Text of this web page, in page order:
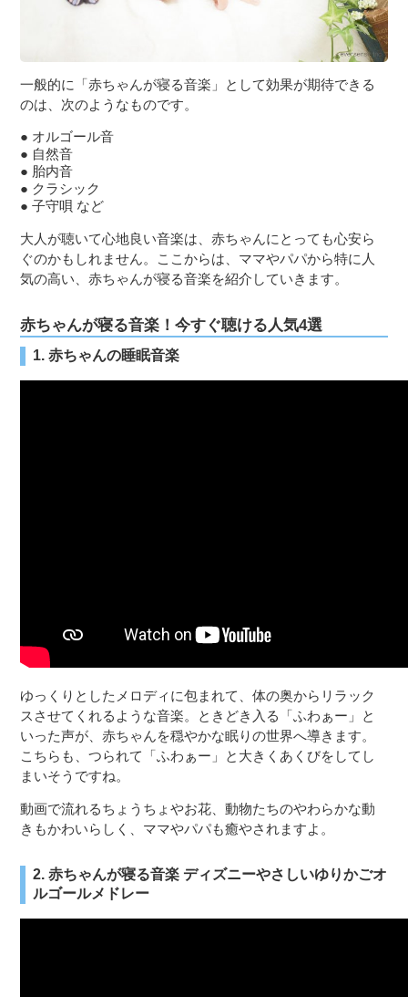
一般的に「赤ちゃんが寝る音楽」として効果が期待できる
のは、次のようなものです。
オルゴール音
自然音
胎内音
クラシック
子守唄 など
大人が聴いて心地良い音楽は、赤ちゃんにとっても心安ら
ぐのかもしれません。ここからは、ママやパパから特に人
気の高い、赤ちゃんが寝る音楽を紹介していきます。
赤ちゃんが寝る音楽！今すぐ聴ける人気4選
1. 赤ちゃんの睡眠音楽
ゆっくりとしたメロディに包まれて、体の奥からリラック
スさせてくれるような音楽。ときどき入る「ふわぁー」と
いった声が、赤ちゃんを穏やかな眠りの世界へ導きます。
こちらも、つられて「ふわぁー」と大きくあくびをしてし
まいそうですね。
動画で流れるちょうちょやお花、動物たちのやわらかな動
きもかわいらしく、ママやパパも癒やされますよ。
2. 赤ちゃんが寝る音楽 ディズニーやさしいゆりかごオ
ルゴールメドレー